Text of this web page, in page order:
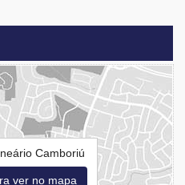
Camboriú
ver no mapa